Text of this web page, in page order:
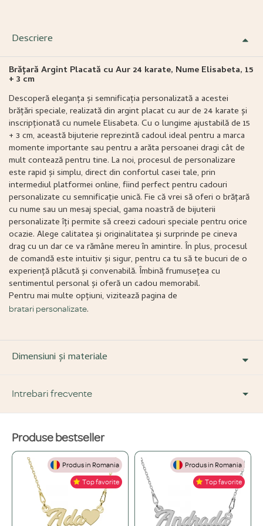
Descriere
Brățară Argint Placată cu Aur 24 karate, Nume Elisabeta, 15
+ 3 cm
Descoperă eleganța și semnificația personalizată a acestei
brățări speciale, realizată din argint placat cu aur de 24 karate și
inscripționată cu numele Elisabeta. Cu o lungime ajustabilă de 15
+ 3 cm, această bijuterie reprezintă cadoul ideal pentru a marca
momente importante sau pentru a arăta persoanei dragi cât de
mult contează pentru tine. La noi, procesul de personalizare
este rapid și simplu, direct din confortul casei tale, prin
intermediul platformei online, fiind perfect pentru cadouri
personalizate cu semnificație unică. Fie că vrei să oferi o brățară
cu nume sau un mesaj special, gama noastră de bijuterii
personalizate îți permite să creezi cadouri speciale pentru orice
ocazie. Alege calitatea și originalitatea și surprinde pe cineva
drag cu un dar ce va rămâne mereu în amintire. În plus, procesul
de comandă este intuitiv și sigur, pentru ca tu să te bucuri de o
experiență plăcută și convenabilă. Îmbină frumusețea cu
sentimentul personal și oferă un cadou memorabil.
Pentru mai multe opțiuni, vizitează pagina de
bratari personalizate.
Dimensiuni și materiale
Intrebari frecvente
DESPRE PRODUS ȘI MATERIALE
Din ce materiale sunt fabricate bijuteriile voastre?
Folosim doar materiale de înaltă calitate, atent selecționate: Argint 925,
Aur de 14K și Oțel inoxidabil.
Ce înseamnă o bijuterie "placată" și care este diferența față de una din
aur masiv?
Produse bestseller
Produs in Romania
Top favorite
Produs in Romania
Top favorite